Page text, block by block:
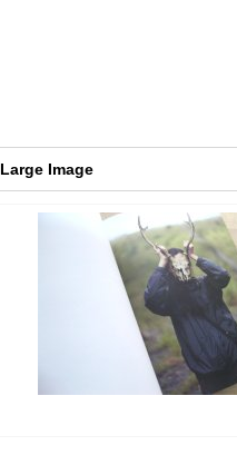
Large Image